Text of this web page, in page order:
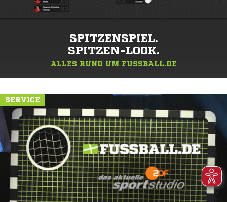
SPITZENSPIEL.
SPITZEN-LOOK.
ALLES RUND UM FUSSBALL.DE
SERVICE